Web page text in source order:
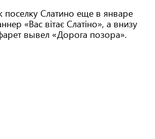
поселку Слатино еще в январе
«Вас вітає Слатіно», а внизу
вывел «Дорога позора».